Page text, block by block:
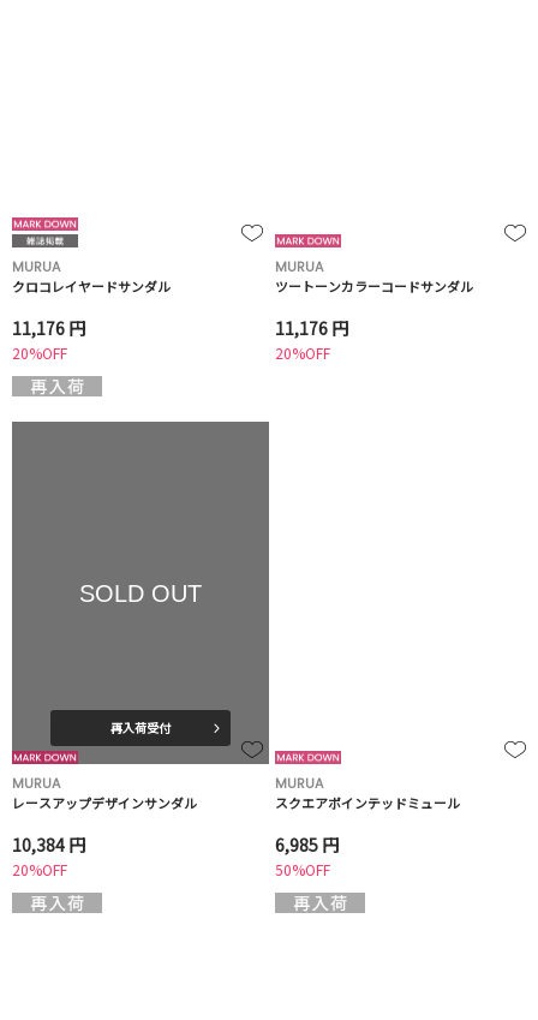
MURUA
クロコレイヤードサンダル
11,176 円
20%OFF
MURUA
ツートーンカラーコードサンダル
11,176 円
20%OFF
SOLD OUT
再入荷受付
MURUA
レースアップデザインサンダル
10,384 円
20%OFF
MURUA
スクエアポインテッドミュール
6,985 円
50%OFF